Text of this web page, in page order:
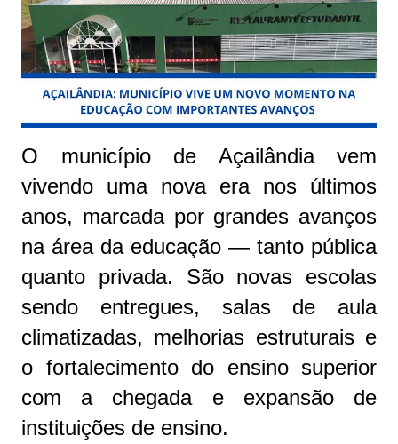
O município de Açailândia vem
vivendo uma nova era nos últimos
anos, marcada por grandes avanços
na área da educação — tanto pública
quanto privada. São novas escolas
sendo entregues, salas de aula
climatizadas, melhorias estruturais e
o fortalecimento do ensino superior
com a chegada e expansão de
instituições de ensino.